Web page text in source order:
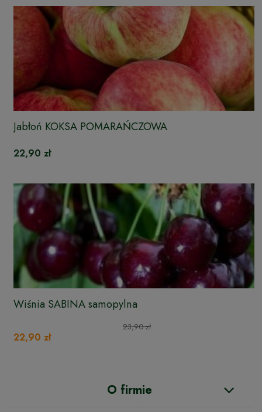
Jabłoń KOKSA POMARAŃCZOWA
22,90 zł
Wiśnia SABINA samopylna
23,90 zł
22,90 zł
O firmie